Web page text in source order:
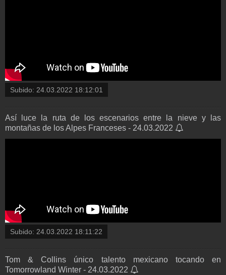
Subido: 24.03.2022 18:12:01
Así luce la ruta de los escenarios entre la nieve y las
montañas de los Alpes Franceses - 24.03.2022
Subido: 24.03.2022 18:11:22
Tom & Collins único talento mexicano tocando en
Tomorrowland Winter - 24.03.2022